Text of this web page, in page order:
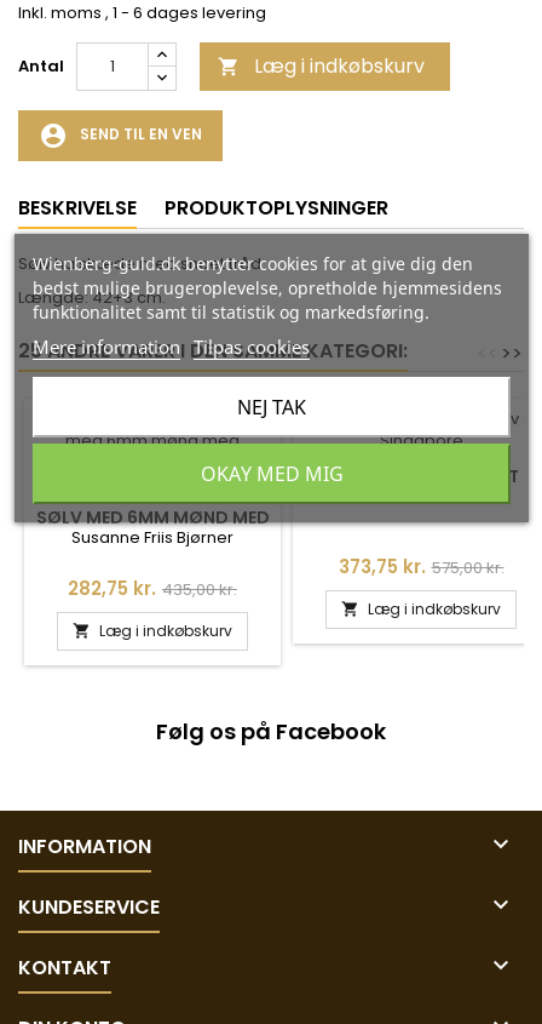
Inkl. moms , 1 - 6 dages levering
Antal  Læg i indkøbskurv
account_circle SEND TIL EN VEN
BESKRIVELSE PRODUKTOPLYSNINGER
Sølv halskæde med snoet tråd
Længde: 42+3 cm.
25 ANDRE VARER I DEN SAMME KATEGORI: >>
HALSKÆDE I FORGYLDT
SØLV MED 6MM MØND MED
ZIRKONIA - 1598-2-185
Susanne Friis Bjørner
Pris
282,75 kr. Normalpris
435,00 kr.
 Læg i indkøbskurv
HALSKÆDE I FORGYLDT
SØLV - SINGAPORE
Pris
373,75 kr. Normalpris
575,00 kr.
 Læg i indkøbskurv
Følg os på Facebook
INFORMATION 
KUNDESERVICE 
KONTAKT 
Wienberg-guld.dk benytter cookies for at give dig den
bedst mulige brugeroplevelse, opretholde hjemmesidens
funktionalitet samt til statistik og markedsføring.
Mere information Tilpas cookies
NEJ TAK
OKAY MED MIG